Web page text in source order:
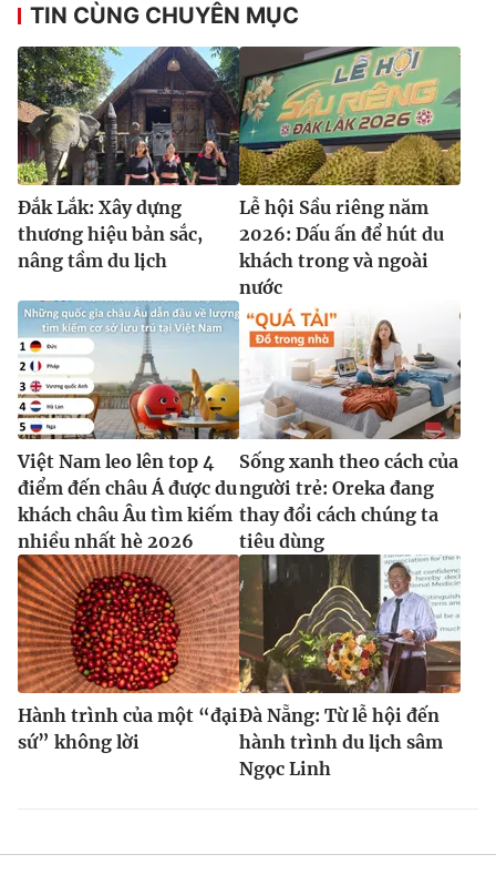
TIN CÙNG CHUYÊN MỤC
Đắk Lắk: Xây dựng
thương hiệu bản sắc,
nâng tầm du lịch
Lễ hội Sầu riêng năm
2026: Dấu ấn để hút du
khách trong và ngoài
nước
Việt Nam leo lên top 4
điểm đến châu Á được du
khách châu Âu tìm kiếm
nhiều nhất hè 2026
Sống xanh theo cách của
người trẻ: Oreka đang
thay đổi cách chúng ta
tiêu dùng
Hành trình của một “đại
sứ” không lời
Đà Nẵng: Từ lễ hội đến
hành trình du lịch sâm
Ngọc Linh